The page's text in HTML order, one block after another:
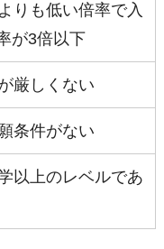
りも低い倍率で入
が3倍以下
厳しくない
条件がない
以上のレベルであ